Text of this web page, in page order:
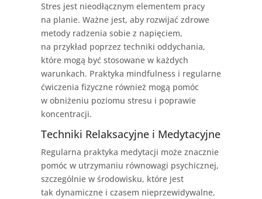
Stres jest nieodłącznym elementem pracy
na planie. Ważne jest, aby rozwijać zdrowe
metody radzenia sobie z napięciem,
na przykład poprzez techniki oddychania,
które mogą być stosowane w każdych
warunkach. Praktyka mindfulness i regularne
ćwiczenia fizyczne również mogą pomóc
w obniżeniu poziomu stresu i poprawie
koncentracji.
Techniki Relaksacyjne i Medytacyjne
Regularna praktyka medytacji może znacznie
pomóc w utrzymaniu równowagi psychicznej,
szczególnie w środowisku, które jest
tak dynamiczne i czasem nieprzewidywalne,